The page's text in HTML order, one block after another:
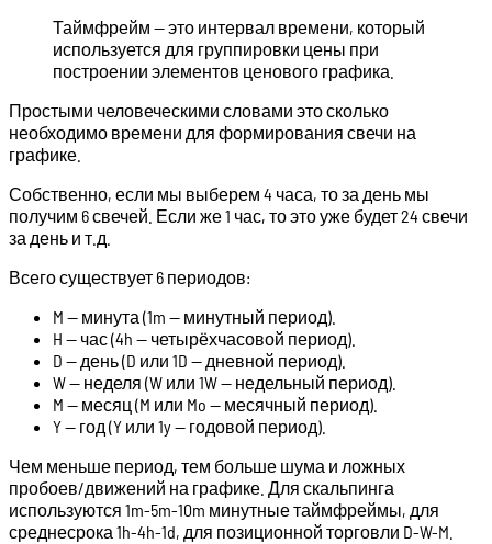
Таймфрейм — это интервал времени, который
используется для группировки цены при
построении элементов ценового графика.
Простыми человеческими словами это сколько
необходимо времени для формирования свечи на
графике.
Собственно, если мы выберем 4 часа, то за день мы
получим 6 свечей. Если же 1 час, то это уже будет 24 свечи
за день и т.д.
Всего существует 6 периодов:
M — минута (1m — минутный период).
H — час (4h — четырёхчасовой период).
D — день (D или 1D — дневной период).
W — неделя (W или 1W — недельный период).
M — месяц (M или Mo — месячный период).
Y — год (Y или 1y — годовой период).
Чем меньше период, тем больше шума и ложных
пробоев/движений на графике. Для скальпинга
используются 1m-5m-10m минутные таймфреймы, для
среднесрока 1h-4h-1d, для позиционной торговли D-W-M.